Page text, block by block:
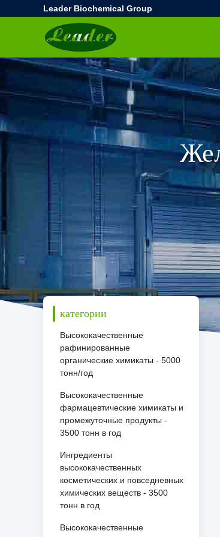
Leader Biochemical Group
категории
Высококачественные
рафинированные
органические химикаты - 5000
тонн/год
Высококачественные
фармацевтические химикаты и
промежуточные продукты -
3500 тонн в год
Ингредиенты
высококачественных
косметических и повседневных
химических веществ - 3500
тонн в год
Высококачественные